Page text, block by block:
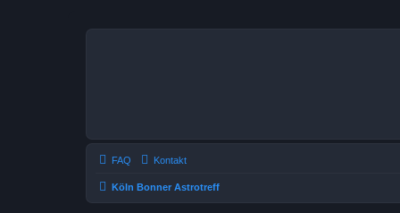
FAQ Kontakt
Köln Bonner Astrotreff